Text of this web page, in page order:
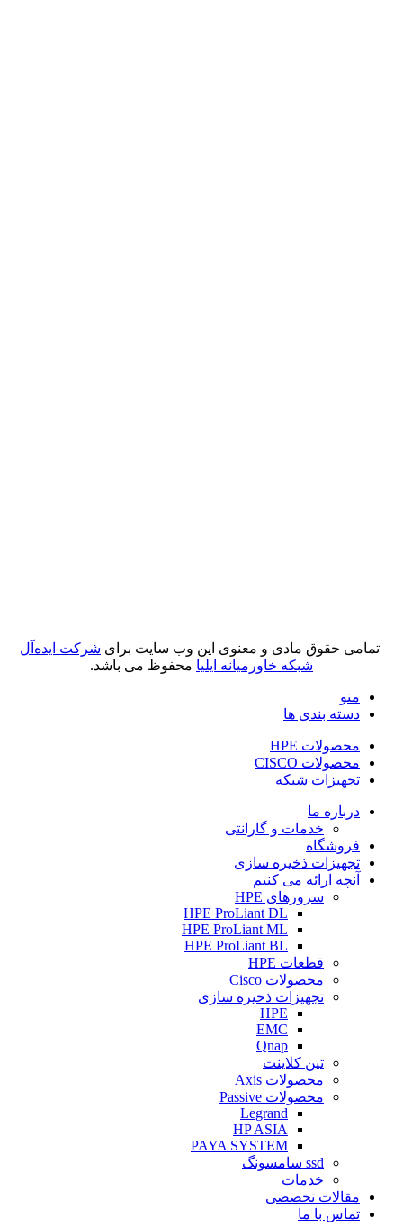
تمامی حقوق مادی و معنوی این وب سایت برای شرکت ایده‌آل
شبکه خاورمیانه ایلیا محفوظ می باشد.
منو
دسته بندی ها
محصولات HPE
محصولات CISCO
تجهیزات شبکه
درباره ما
خدمات و گارانتی
فروشگاه
تجهیزات ذخیره سازی
آنچه ارائه می کنیم
سرورهای HPE
HPE ProLiant DL
HPE ProLiant ML
HPE ProLiant BL
قطعات HPE
محصولات Cisco
تجهیزات ذخیره سازی
HPE
EMC
Qnap
تین کلاینت
محصولات Axis
محصولات Passive
Legrand
HP ASIA
PAYA SYSTEM
ssd سامسونگ
خدمات
مقالات تخصصی
تماس با ما